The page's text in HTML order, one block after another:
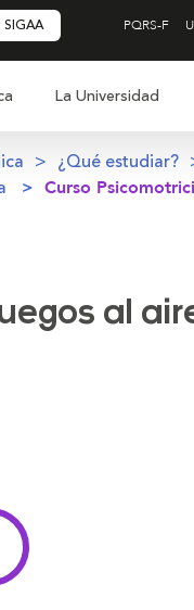
SIGAA PQRS-F
La Universidad
¿Qué estudiar?
Curso
al